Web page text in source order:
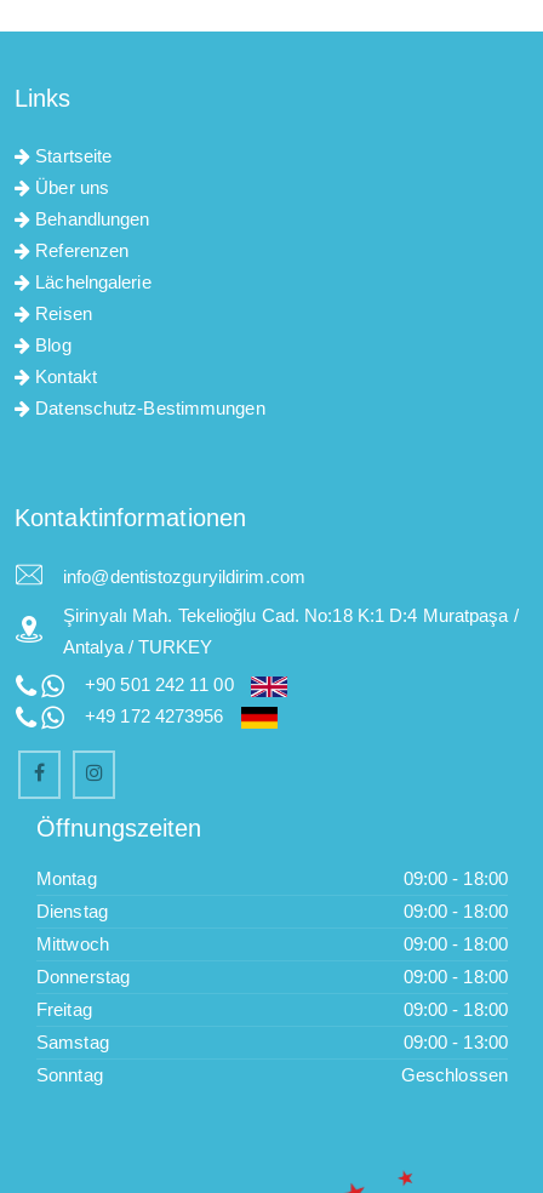
Links
Startseite
Über uns
Behandlungen
Referenzen
Lächelngalerie
Reisen
Blog
Kontakt
Datenschutz-Bestimmungen
Kontaktinformationen
info@dentistozguryildirim.com
Şirinyalı Mah. Tekelioğlu Cad. No:18 K:1 D:4 Muratpaşa /
Antalya / TURKEY
+90 501 242 11 00
+49 172 4273956
Öffnungszeiten
Montag
09:00 - 18:00
Dienstag
09:00 - 18:00
Mittwoch
09:00 - 18:00
Donnerstag
09:00 - 18:00
Freitag
09:00 - 18:00
Samstag
09:00 - 13:00
Sonntag
Geschlossen